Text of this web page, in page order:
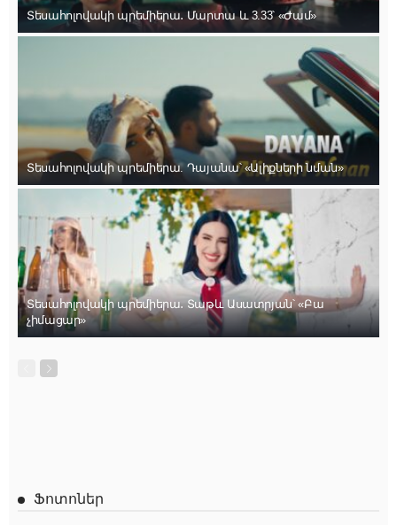
Տեսահոլովակի պրեմիերա․ Մարտա և 3.33՝ «Ժամ»
Տեսահոլովակի պրեմիերա. Դայանա՝ «Ալիքների նման»
Տեսահոլովակի պրեմիերա․ Տաթև Ասատրյան՝ «Բա
չիմացար»
Ֆոտոներ